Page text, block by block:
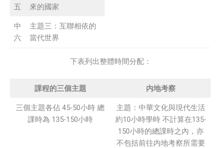
五
來的國家
中
六
主題三：互聯相依的
當代世界
下表列出整體時間分配：
課程的三個主題 内地考察
三個主題各佔 45-50小時 總
課時為 135-150小時
主題：中華文化與現代生活
約10小時學時 不計算在135-
150小時的總課時之內，亦
不包括前往内地考察所需要